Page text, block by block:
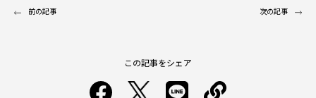
前の記事 次の記事
この記事をシェア